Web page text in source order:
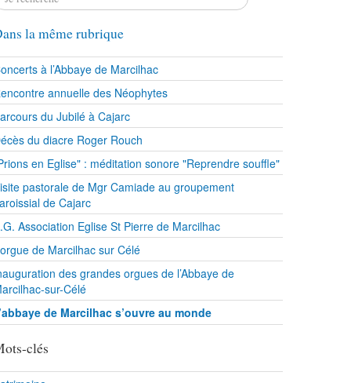
la même rubrique
à l’Abbaye de Marcilhac
annuelle des Néophytes
du Jubilé à Cajarc
du diacre Roger Rouch
en Eglise" : méditation sonore "Reprendre souffle"
pastorale de Mgr Camiade au groupement
de Cajarc
Association Eglise St Pierre de Marcilhac
de Marcilhac sur Célé
des grandes orgues de l’Abbaye de
sur-Célé
de Marcilhac s’ouvre au monde
clés